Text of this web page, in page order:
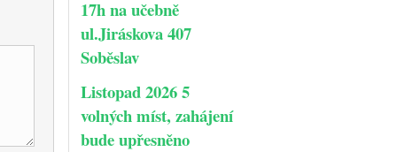
17h na učebně
ul.Jiráskova 407
Soběslav
Listopad 2026 5
volných míst, zahájení
bude upřesněno